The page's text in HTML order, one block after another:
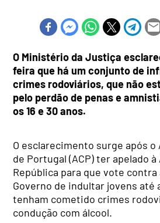
O Ministério da Justiça
feira que há um conjunto de
crimes rodoviários, que não
pelo perdão de penas e
os 16 e 30 anos.
O esclarecimento surge após o
de Portugal (ACP) ter apelado
República para que vote contra
Governo de indultar jovens até
tenham cometido crimes
condução com álcool.